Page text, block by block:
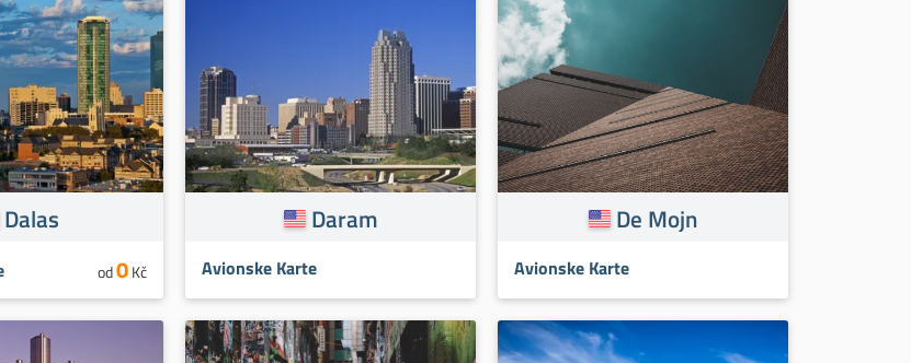
Dalas
od0Kč
Daram
Avionske Karte
De Mojn
Avionske Karte